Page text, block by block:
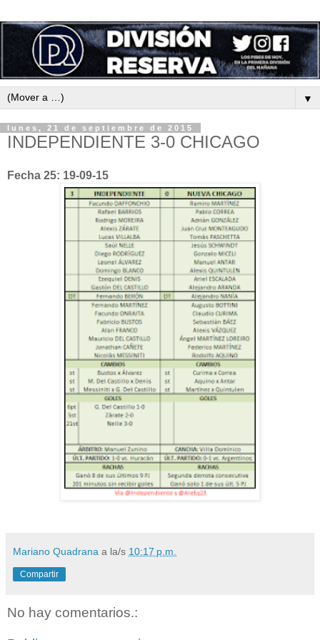
▼
lunes, 21 de septiembre de 2015
INDEPENDIENTE 3-0 CHICAGO
Fecha 25: 19-09-15
Mariano Quadrana a la/s 10:17 p.m.
Compartir
No hay comentarios.: